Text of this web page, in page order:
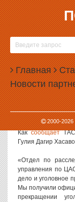
Главная
Новости
2000-2026
27.12.2018, 12:43
СК ЗАКРЫЛ
Следственный
бывшего
книгу о нравах
запретили.
Каксообщает
Гулия Дагир
«Отдел по
управления по
дело и уголовное
Мы получили
прекращении